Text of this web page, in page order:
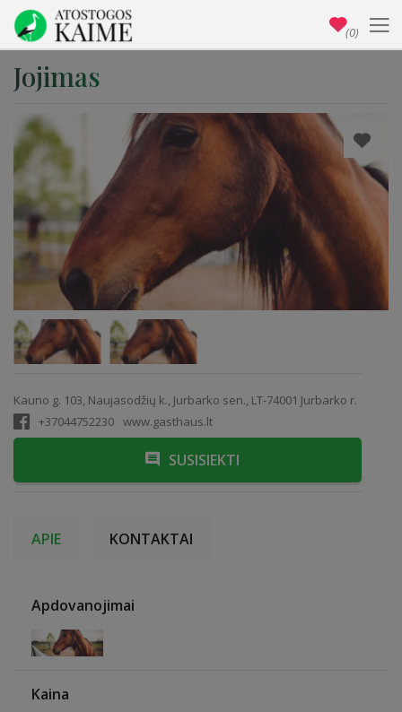
Jojimas
Kauno g. 103, Naujasodžių k., Jurbarko sen., LT-74001 Jurbarko r.
+37044752230 www.gasthaus.lt
SUSISIEKTI
APIE KONTAKTAI
Apdovanojimai
Kaina
(0)